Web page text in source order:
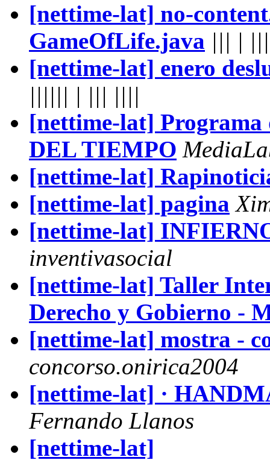
[nettime-lat] no-
GameOfLife.java ||| |
[nettime-lat] enero
|||||| | ||| ||||
[nettime-lat]
DEL TIEMPO
[nettime-lat]
[nettime-lat] pagina
[nettime-lat]
inventivasocial
[nettime-lat] Taller
Derecho y Gobierno -
[nettime-lat] mostra -
concorso.onirica2004
[nettime-lat] ·
Fernando Llanos
[nettime-lat]